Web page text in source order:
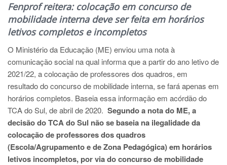
Fenprof reitera: colocação em concurso de
mobilidade interna deve ser feita em horários
letivos completos e incompletos
O Ministério da Educação (ME) enviou uma nota à
comunicação social na qual informa que a partir do ano letivo de
2021/22, a colocação de professores dos quadros, em
resultado do concurso de mobilidade interna, se fará apenas em
horários completos. Baseia essa informação em acórdão do
TCA do Sul, de abril de 2020. Segundo a nota do ME, a
decisão do TCA do Sul não se baseia na ilegalidade da
colocação de professores dos quadros
(Escola/Agrupamento e de Zona Pedagógica) em horários
letivos incompletos, por via do concurso de mobilidade